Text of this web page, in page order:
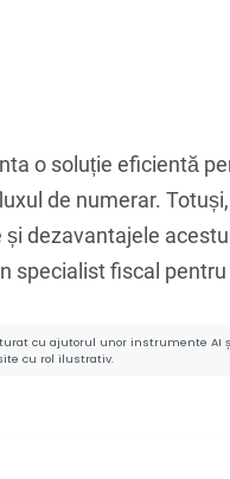
o soluție eficientă
de numerar.
dezavantajele
specialist fiscal
cu ajutorul unor instrumente AI
cu rol ilustrativ.